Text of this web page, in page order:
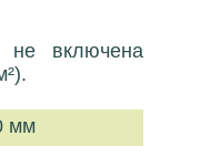
включена
мм